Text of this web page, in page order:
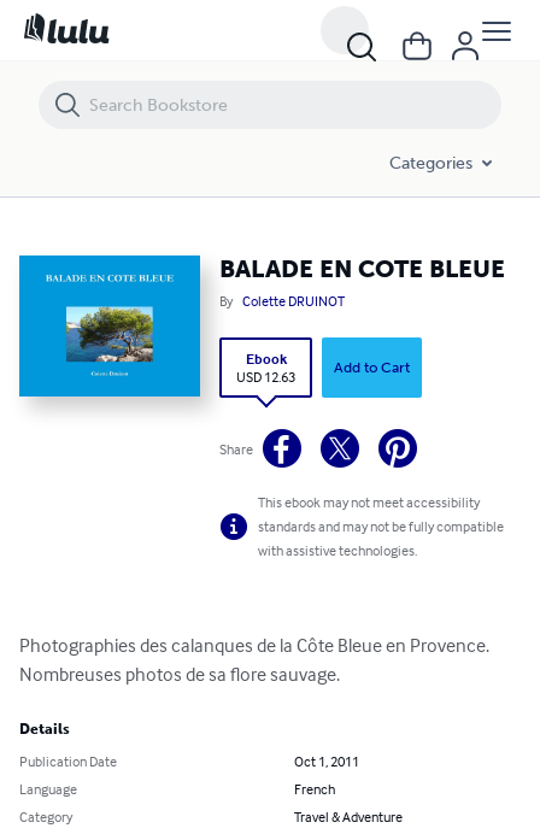
Categories
BALADE EN COTE BLEUE
By Colette DRUINOT
Ebook
USD 12.63
Add to Cart
Share
This ebook may not meet accessibility
standards and may not be fully compatible
with assistive technologies.
Photographies des calanques de la Côte Bleue en Provence.
Nombreuses photos de sa flore sauvage.
Details
Publication Date
Oct 1, 2011
Language
French
Category
Travel & Adventure
BALADE EN COTE BLEUE